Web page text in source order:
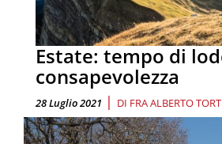
Estate: tempo di
consapevolezza
28 Luglio 2021 | DI FRA ALBERTO